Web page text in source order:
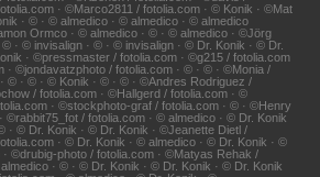
· ©Marco2811 / fotolia.com · © Konik · ©Mat
· © · © almedico · © almedico · © almedico
Ormco · © almedico · © · © almedico · ©Jörg
· © invisalign · © · © invisalign · © Dr. Konik · © Dr.
· ©pressmaster / fotolia.com · ©g215 / fotolia.com
· ©jondavatzphoto / fotolia.com · © · © · ©Monia /
© · © · © Konik · © · © · ©Andres Rodriguez /
/ fotolia.com · ©Hallgerd / fotolia.com · ©
· ©stockphoto-graf / fotolia.com · © · ©Henry
©rabbit75_fot / fotolia.com · © almedico · © Dr. Konik
· © Dr. Konik · © Dr. Konik · ©Jeanette Dietl /
· © Dr. Konik · © almedico · © Dr. Konik · ©
©drubig-photo / fotolia.com · ©Matyas Rehak /
· © · © Dr. Konik · © Dr. Konik · © Dr. Konik